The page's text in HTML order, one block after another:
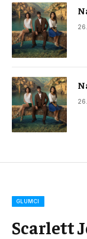
GLUMCI
Scarlett